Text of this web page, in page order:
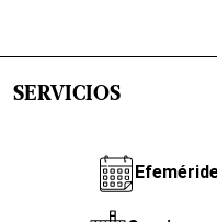
SERVICIOS